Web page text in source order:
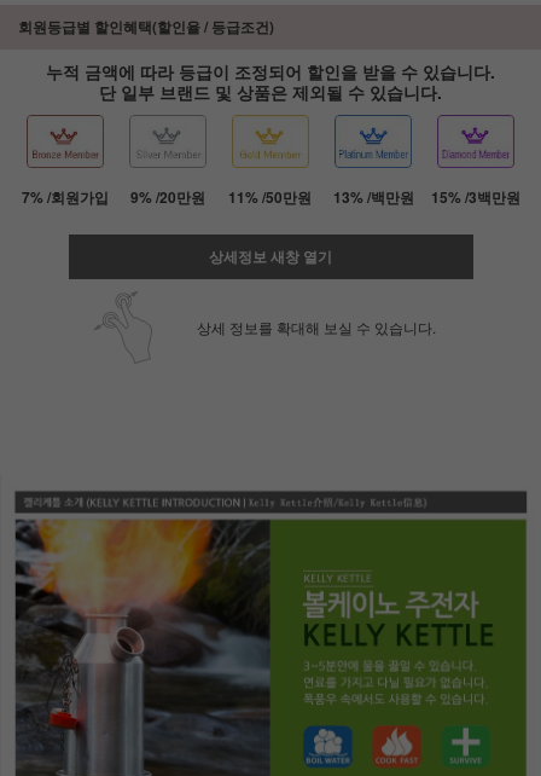
회원등급별 할인혜택(할인율 / 등급조건)
누적 금액에 따라 등급이 조정되어 할인을 받을 수 있습니다.
단 일부 브랜드 및 상품은 제외될 수 있습니다.
7% /회원가입 9% /20만원 11% /50만원 13% /백만원 15% /3백만원
상세정보 새창 열기
상세 정보를 확대해 보실 수 있습니다.